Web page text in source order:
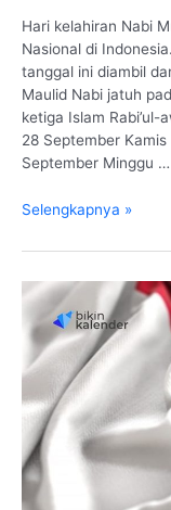
Hari kelahiran Nabi
Nasional di
tanggal ini diambil
Maulid Nabi jatuh
ketiga Islam
28 September
September Minggu …
Maulid
2023,
dan
2025
Selengkapnya »